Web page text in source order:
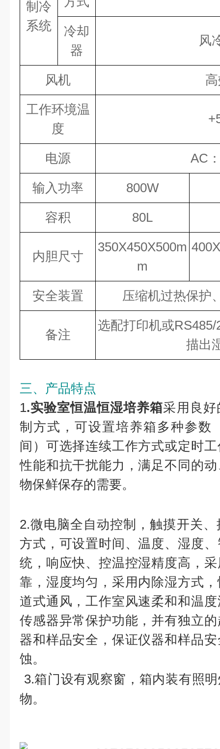
制冷
系统
冷却
器
风
风机
工作环境温
度
电源
AC
输入功率
800W
容积
80L
内胆尺寸
350X450X500m
m
安全装置 压缩机过热保护
备注
选配打印机或
描出
三、产品特点
1.实验室恒温恒湿培养箱采用良
制方式，可设置培养箱多种参数
间）可选择连续工作方式或定时
性能和抗干扰能力，满足不同的
物保鲜保存的需要。
2.微电脑全自动控制，触摸开关
方式，可设置时间、温度、湿度
统，响应快、控温控湿精度高，
靠，湿度均匀，采用内除湿方式
道式通风，工作室风速柔和和温
传感器异常保护功能，并有独立
器和样品安全，保证仪器和样品
蚀。
3.箱门设有观察窗，箱内装有照
物。